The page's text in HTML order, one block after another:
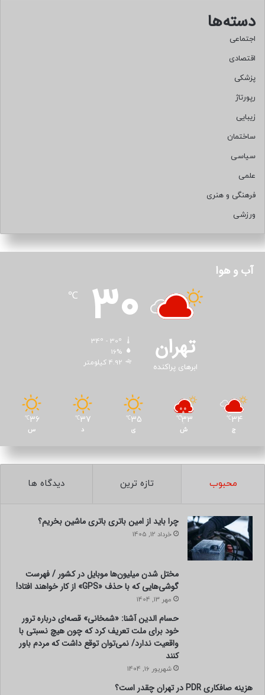
دسته‌ها
اجتماعی
اقتصادی
پزشکی
رپورتاژ
زیبایی
ساختمان
سیاسی
علمی
فرهنگی و هنری
ورزشی
آب و هوا
تهران
ابرهای پراکنده
30
℃
16%
4.92 کیلومتر
34
℃
ج
33
℃
ش
35
℃
ی
37
℃
د
36
℃
س
محبوب تازه ترین دیدگاه ها
چرا باید از امین باتری باتری ماشین بخریم؟
خرداد 12, 1405
مختل شدن میلیون‌ها موبایل در کشور / فهرست
گوشی‌هایی که با حذف «GPS» از کار خواهند افتاد!
مهر 13, 1404
حسام الدین آشنا: «شمخانی» قصه‌ای درباره ترور
خود برای ملت تعریف کرد که چون هیچ نسبتی با
واقعیت ندارد/ نمی‌توان توقع داشت که مردم باور
کنند
شهریور 16, 1404
هزینه صافکاری PDR در تهران چقدر است؟